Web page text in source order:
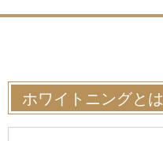
ホワイトニングとは